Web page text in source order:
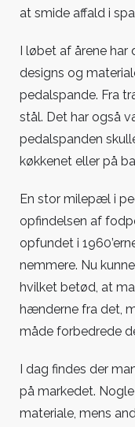
at smide affald i
I løbet af årene
designs og
pedalspande. Fra
stål. Det har også
pedalspanden
køkkenet eller på
En stor milepæl i
opfindelsen af
opfundet i
nemmere. Nu
hvilket betød, at
hænderne fra det,
måde forbedrede
I dag findes der
på markedet.
materiale, mens